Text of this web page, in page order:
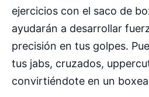
ejercicios con el saco de
ayudarán a desarrollar
precisión en tus golpes.
tus jabs, cruzados,
convirtiéndote en un